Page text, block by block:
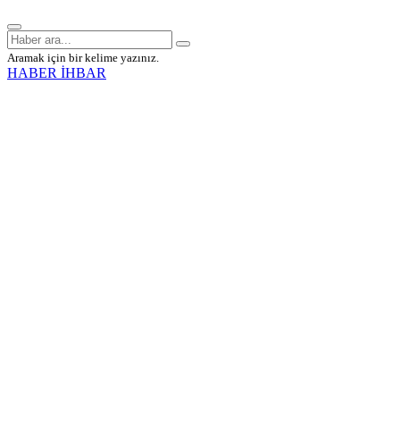
Aramak için bir kelime yazınız.
HABER İHBAR